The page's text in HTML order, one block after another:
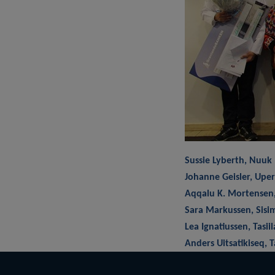
Sussie Lyberth, Nuuk
Johanne Geisler,
Aqqalu K.
Sara Markussen,
Lea Ignatiussen,
Anders Uitsatikiseq,